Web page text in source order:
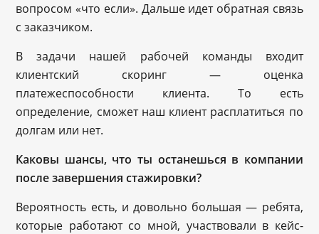
вопросом «что если». Дальше идет обратная связь
с заказчиком.
В задачи нашей рабочей команды входит
клиентский скоринг — оценка
платежеспособности клиента. То есть
определение, сможет наш клиент расплатиться по
долгам или нет.
Каковы шансы, что ты останешься в компании
после завершения стажировки?
Вероятность есть, и довольно большая — ребята,
которые работают со мной, участвовали в кейс-